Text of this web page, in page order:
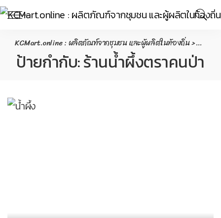
KCMart.online : ผลิตภัณฑ์จากชุมชน และผู้ผลิตในท้องถิ่น>
ป้ายกำกับ:ร้านน้ำผึ้งตราคนป่า